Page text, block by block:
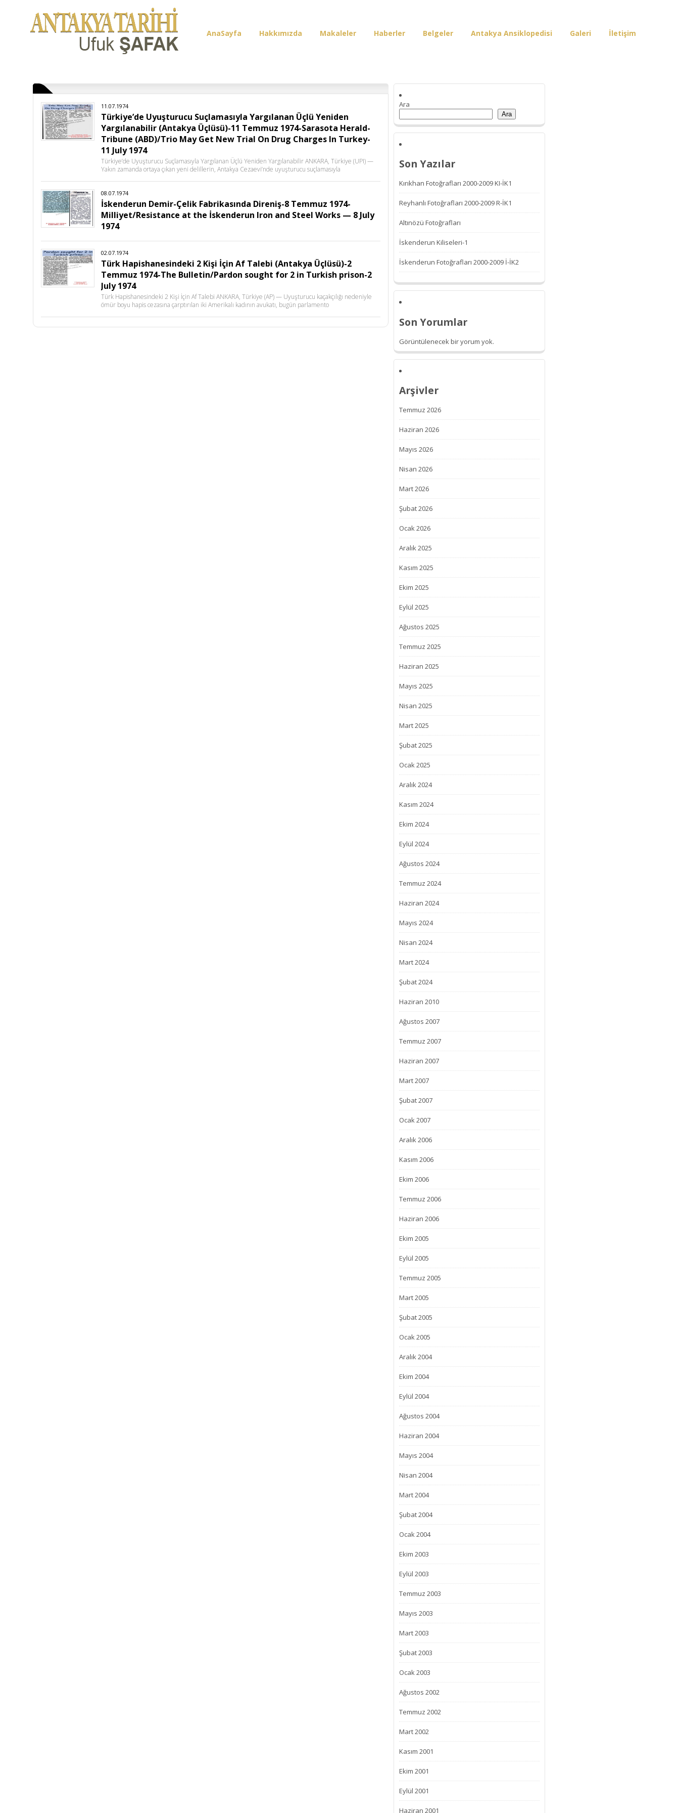
AnaSayfa Hakkımızda Makaleler Haberler Belgeler Antakya Ansiklopedisi Galeri İletişim
11.07.1974
Türkiye’de Uyuşturucu Suçlamasıyla Yargılanan Üçlü Yeniden
Yargılanabilir (Antakya Üçlüsü)-11 Temmuz 1974-Sarasota Herald-
Tribune (ABD)/Trio May Get New Trial On Drug Charges In Turkey-
11 July 1974
Türkiye’de Uyuşturucu Suçlamasıyla Yargılanan Üçlü Yeniden Yargılanabilir ANKARA, Türkiye (UPI) —
Yakın zamanda ortaya çıkan yeni delillerin, Antakya Cezaevi’nde uyuşturucu suçlamasıyla
08.07.1974
İskenderun Demir-Çelik Fabrikasında Direniş-8 Temmuz 1974-
Milliyet/Resistance at the İskenderun Iron and Steel Works — 8 July
1974
02.07.1974
Türk Hapishanesindeki 2 Kişi İçin Af Talebi (Antakya Üçlüsü)-2
Temmuz 1974-The Bulletin/Pardon sought for 2 in Turkish prison-2
July 1974
Türk Hapishanesindeki 2 Kişi İçin Af Talebi ANKARA, Türkiye (AP) — Uyuşturucu kaçakçılığı nedeniyle
ömür boyu hapis cezasına çarptırılan iki Amerikalı kadının avukatı, bugün parlamento
Ara
Ara
Son Yazılar
Kırıkhan Fotoğrafları 2000-2009 KI-İK1
Reyhanlı Fotoğrafları 2000-2009 R-İK1
Altınözü Fotoğrafları
İskenderun Kiliseleri-1
İskenderun Fotoğrafları 2000-2009 İ-İK2
Son Yorumlar
Görüntülenecek bir yorum yok.
Arşivler
Temmuz 2026
Haziran 2026
Mayıs 2026
Nisan 2026
Mart 2026
Şubat 2026
Ocak 2026
Aralık 2025
Kasım 2025
Ekim 2025
Eylül 2025
Ağustos 2025
Temmuz 2025
Haziran 2025
Mayıs 2025
Nisan 2025
Mart 2025
Şubat 2025
Ocak 2025
Aralık 2024
Kasım 2024
Ekim 2024
Eylül 2024
Ağustos 2024
Temmuz 2024
Haziran 2024
Mayıs 2024
Nisan 2024
Mart 2024
Şubat 2024
Haziran 2010
Ağustos 2007
Temmuz 2007
Haziran 2007
Mart 2007
Şubat 2007
Ocak 2007
Aralık 2006
Kasım 2006
Ekim 2006
Temmuz 2006
Haziran 2006
Ekim 2005
Eylül 2005
Temmuz 2005
Mart 2005
Şubat 2005
Ocak 2005
Aralık 2004
Ekim 2004
Eylül 2004
Ağustos 2004
Haziran 2004
Mayıs 2004
Nisan 2004
Mart 2004
Şubat 2004
Ocak 2004
Ekim 2003
Eylül 2003
Temmuz 2003
Mayıs 2003
Mart 2003
Şubat 2003
Ocak 2003
Ağustos 2002
Temmuz 2002
Mart 2002
Kasım 2001
Ekim 2001
Eylül 2001
Haziran 2001